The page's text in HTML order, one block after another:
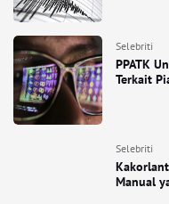
Selebriti
PPATK
Terkait
Selebriti
Manual